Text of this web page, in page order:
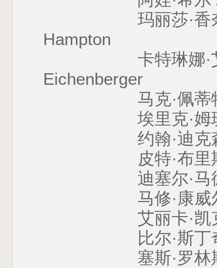
玛丽莎·香奈儿·
Hampton
卡特琳娜·艾琴
Eichenberger
马克·佩蒂特
埃里克·姆班达
约翰·迪克森
皮特·布里斯
迪塞尔·马德金
马修·康威尔
艾丽卡·凯克
比尔·斯丁奇科
塞斯·罗林斯